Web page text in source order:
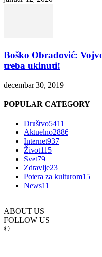
Boško Obradović:
treba ukinuti!
decembar 30, 2019
POPULAR CATEGORY
Društvo5411
Aktuelno2886
Internet937
Život115
Svet79
Zdravlje23
Potera za kulturom15
News11
ABOUT US
FOLLOW US
©